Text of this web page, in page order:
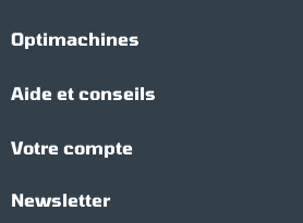
Optimachines
Aide et conseils
Votre compte
Newsletter